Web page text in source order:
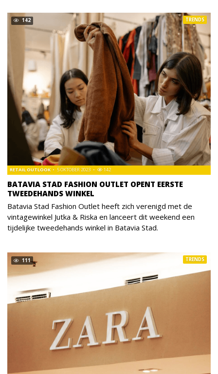
142
BATAVIA STAD FASHION OUTLET OPENT EERSTE
TWEEDEHANDS WINKEL
RETAIL OUTLOOK 5 OKTOBER 2023 142
TRENDS
Batavia Stad Fashion Outlet heeft zich verenigd met de
vintagewinkel Jutka & Riska en lanceert dit weekend een
tijdelijke tweedehands winkel in Batavia Stad.
111 TRENDS